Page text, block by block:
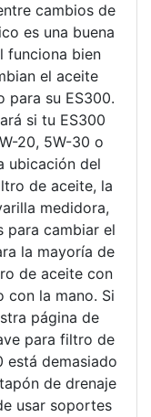
cambios de
es una buena
funciona bien
el aceite
para su ES300.
si tu ES300
20, 5W-30 o
ubicación del
de aceite, la
medidora,
para cambiar el
la mayoría de
de aceite con
con la mano. Si
página de
para filtro de
está demasiado
de drenaje
usar soportes